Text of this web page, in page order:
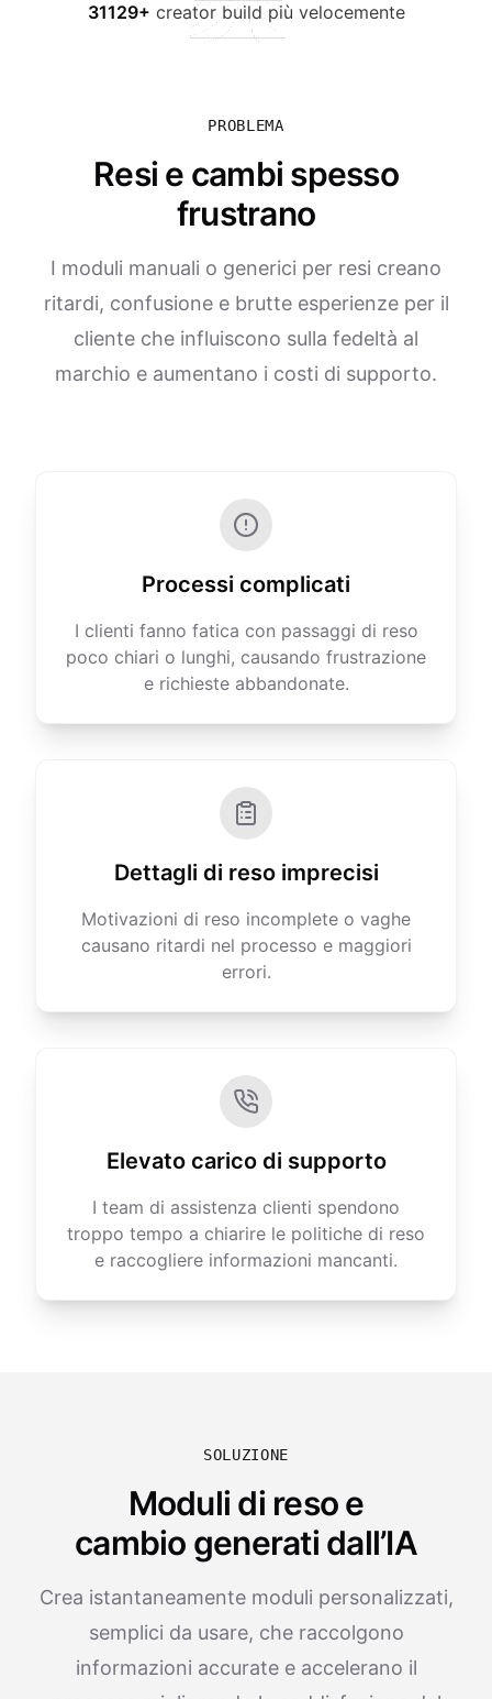
31129+ creator build più velocemente
PROBLEMA
Resi e cambi spesso
frustrano
I moduli manuali o generici per resi creano
ritardi, confusione e brutte esperienze per il
cliente che influiscono sulla fedeltà al
marchio e aumentano i costi di supporto.
Processi complicati
I clienti fanno fatica con passaggi di reso
poco chiari o lunghi, causando frustrazione
e richieste abbandonate.
Dettagli di reso imprecisi
Motivazioni di reso incomplete o vaghe
causano ritardi nel processo e maggiori
errori.
Elevato carico di supporto
I team di assistenza clienti spendono
troppo tempo a chiarire le politiche di reso
e raccogliere informazioni mancanti.
SOLUZIONE
Moduli di reso e
cambio generati dall’IA
Crea istantaneamente moduli personalizzati,
semplici da usare, che raccolgono
informazioni accurate e accelerano il